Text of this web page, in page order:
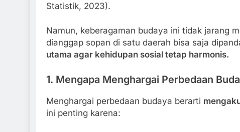
Statistik, 2023).
Namun, keberagaman budaya ini tidak jarang
dianggap sopan di satu daerah bisa saja
utama agar kehidupan sosial tetap harmonis.
1. Mengapa Menghargai Perbedaan
Menghargai perbedaan budaya berarti
ini penting karena: